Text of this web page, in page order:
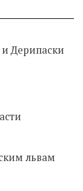
Дерипаски
львам